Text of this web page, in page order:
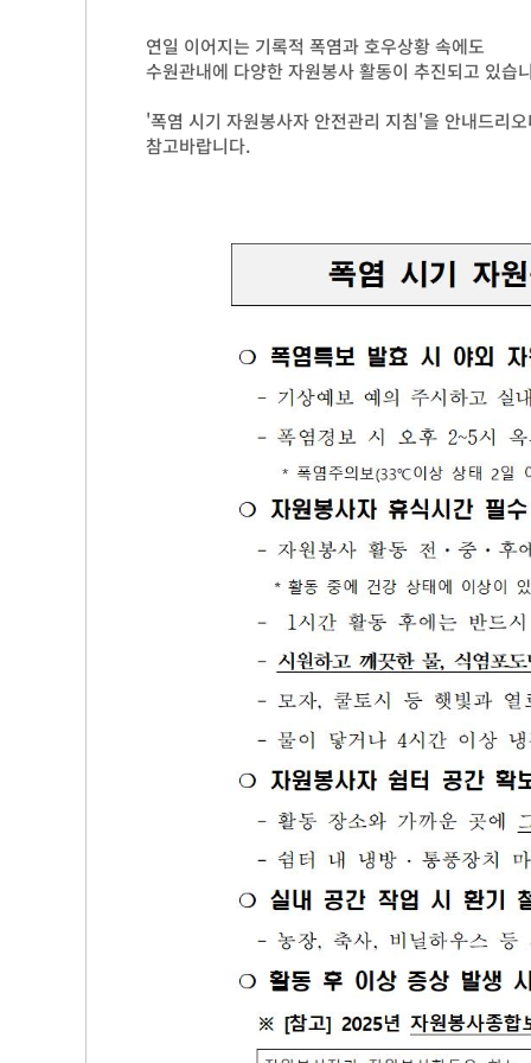
연일 이어지는 기록적 폭염과 호우상황 속에도
수원관내에 다양한 자원봉사 활동이 추진되고 있습
'폭염 시기 자원봉사자 안전관리 지침'을 안내드리
참고바랍니다.